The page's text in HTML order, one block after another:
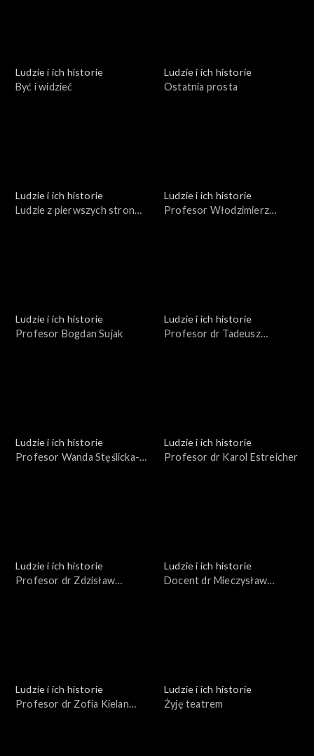
Ludzie i ich historie
Być i widzieć
Ludzie i ich historie
Ostatnia prosta
Ludzie i ich historie
Ludzie z pierwszych stron
Ludzie i ich historie
Profesor Włodzimierz
Ludzie i ich historie
Profesor Bogdan Sujak
Ludzie i ich historie
Profesor dr Tadeusz
Ludzie i ich historie
Profesor Wanda Stęślicka-
Ludzie i ich historie
Profesor dr Karol Estreicher
Ludzie i ich historie
Profesor dr Zdzisław
Ludzie i ich historie
Docent dr Mieczysław
Ludzie i ich historie
Profesor dr Zofia Kielan
Ludzie i ich historie
Żyję teatrem